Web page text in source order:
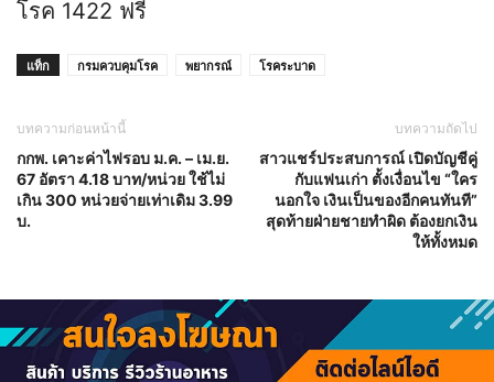
โรค 1422 ฟรี
แท็ก กรมควบคุมโรค พยากรณ์ โรคระบาด
บทความก่อนหน้านี้
กกพ. เคาะค่าไฟรอบ ม.ค. – เม.ย.
67 อัตรา 4.18 บาท/หน่วย ใช้ไม่
เกิน 300 หน่วยจ่ายเท่าเดิม 3.99
บ.
บทความถัดไป
สาวแชร์ประสบการณ์ เปิดบัญชีคู่
กับแฟนเก่า ตั้งเงื่อนไข “ใคร
นอกใจ เงินเป็นของอีกคนทันที”
สุดท้ายฝ่ายชายทำผิด ต้องยกเงิน
ให้ทั้งหมด